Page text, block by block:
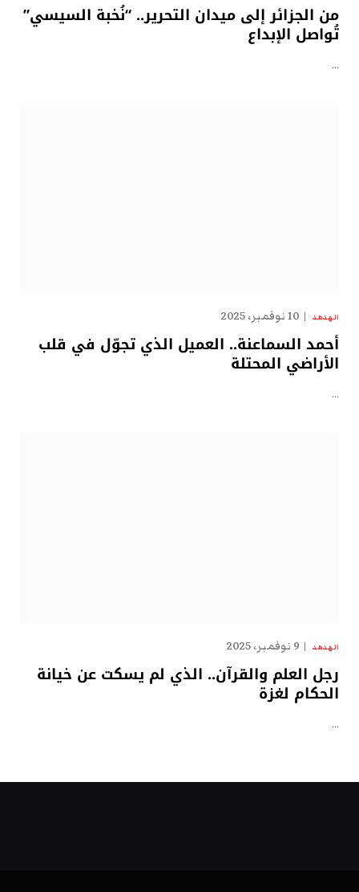
من الجزائر إلى ميدان التحرير.. “نُخبة السيسي”
تُواصل الإبداع
…
الهدهد 10 نوفمبر، 2025
أحمد السماعنة.. العميل الذي تجوّل في قلب
الأراضي المحتلة
…
الهدهد 9 نوفمبر، 2025
رجل العلم والقرآن.. الذي لم يسكت عن خيانة
الحكام لغزة
…